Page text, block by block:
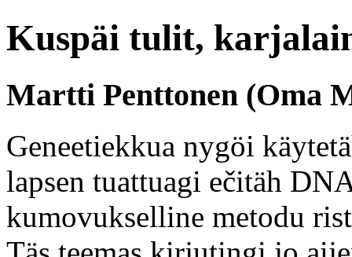
Kuspäi tulit,
Martti Penttonen (Oma
Geneetiekkua nygöi
lapsen tuattuagi ečitäh
kumovukselline metodu